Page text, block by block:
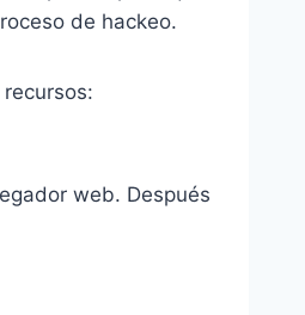
de hackeo.
web. Después